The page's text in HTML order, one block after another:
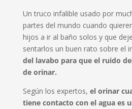
Un truco infalible usado por
partes del mundo cuando
hijos a ir al baño solos y que
sentarlos un buen rato sobre el
del lavabo para que el ruido
de orinar.
Según los expertos, el orinar
tiene contacto con el agua es